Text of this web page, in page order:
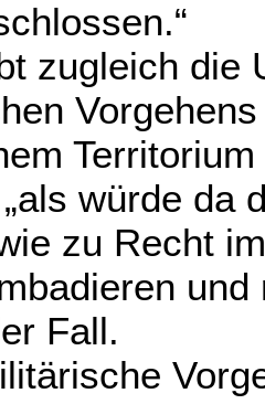
zugleich die
würde da
zu Recht
Fall.